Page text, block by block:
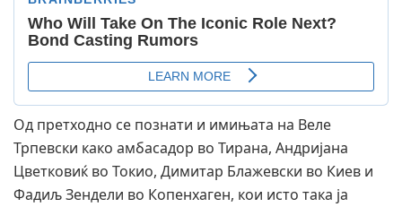
Од претходно се познати и имињата на Веле
Трпевски како амбасадор во Тирана, Андријана
Цветковиќ во Токио, Димитар Блажевски во Киев и
Фадиљ Зендели во Копенхаген, кои исто така ја